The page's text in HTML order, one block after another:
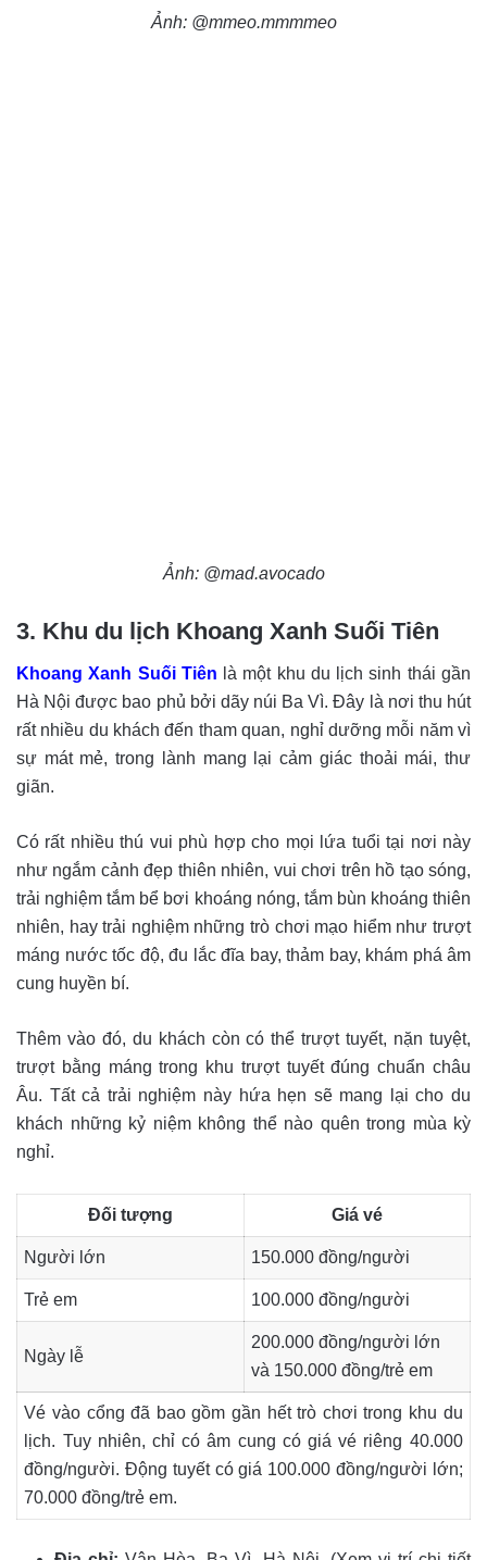
Ảnh: @mmeo.mmmmeo
Ảnh: @mad.avocado
3. Khu du lịch Khoang Xanh Suối Tiên
Khoang Xanh Suối Tiên là một khu du lịch sinh thái gần
Hà Nội được bao phủ bởi dãy núi Ba Vì. Đây là nơi thu hút
rất nhiều du khách đến tham quan, nghỉ dưỡng mỗi năm vì
sự mát mẻ, trong lành mang lại cảm giác thoải mái, thư
giãn.
Có rất nhiều thú vui phù hợp cho mọi lứa tuổi tại nơi này
như ngắm cảnh đẹp thiên nhiên, vui chơi trên hồ tạo sóng,
trải nghiệm tắm bể bơi khoáng nóng, tắm bùn khoáng thiên
nhiên, hay trải nghiệm những trò chơi mạo hiểm như trượt
máng nước tốc độ, đu lắc đĩa bay, thảm bay, khám phá âm
cung huyền bí.
Thêm vào đó, du khách còn có thể trượt tuyết, nặn tuyệt,
trượt bằng máng trong khu trượt tuyết đúng chuẩn châu
Âu. Tất cả trải nghiệm này hứa hẹn sẽ mang lại cho du
khách những kỷ niệm không thể nào quên trong mùa kỳ
nghỉ.
Đối tượng Giá vé
Người lớn 150.000 đồng/người
Trẻ em 100.000 đồng/người
Ngày lễ
200.000 đồng/người lớn
và 150.000 đồng/trẻ em
Vé vào cổng đã bao gồm gần hết trò chơi trong khu du
lịch. Tuy nhiên, chỉ có âm cung có giá vé riêng 40.000
đồng/người. Động tuyết có giá 100.000 đồng/người lớn;
70.000 đồng/trẻ em.